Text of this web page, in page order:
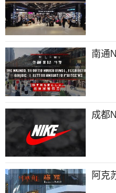
南通
成都
阿克